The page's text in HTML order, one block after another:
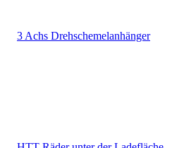
3 Achs Drehschemelanhänger